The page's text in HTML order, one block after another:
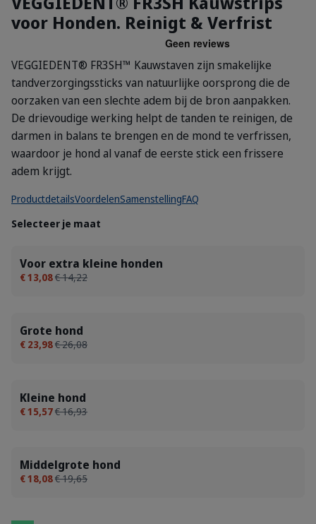
voor Honden. Reinigt & Verfrist
VEGGIEDENT® FR3SH™ Kauwstaven zijn smakelijke
tandverzorgingssticks van natuurlijke oorsprong die de
oorzaken van een slechte adem bij de bron aanpakken.
De drievoudige werking helpt de tanden te reinigen, de
darmen in balans te brengen en de mond te verfrissen,
waardoor je hond al vanaf de eerste stick een frissere
adem krijgt.
ProductdetailsVoordelenSamenstellingFAQ
Selecteer je maat
Voor extra kleine honden
€ 13,08€ 14,22
Grote hond
€ 23,98€ 26,08
Kleine hond
€ 15,57€ 16,93
Middelgrote hond
€ 18,08€ 19,65